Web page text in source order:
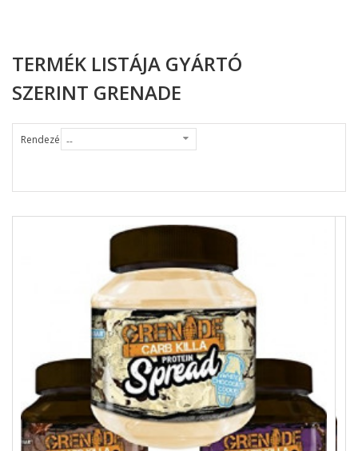
TERMÉK LISTÁJA GYÁRTÓ
SZERINT GRENADE
Rendezés